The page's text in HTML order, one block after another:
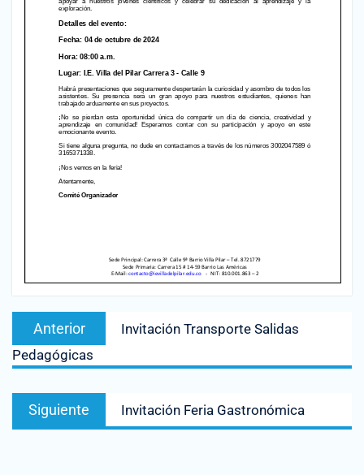
Anterior
Invitación Transporte Salidas
Pedagógicas
Siguiente Invitación Feria Gastronómica